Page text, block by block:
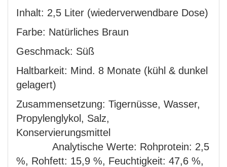
Inhalt: 2,5 Liter (wiederverwendbare Dose)
Farbe: Natürliches Braun
Geschmack: Süß
Haltbarkeit: Mind. 8 Monate (kühl & dunkel
gelagert)
Zusammensetzung: Tigernüsse, Wasser,
Propylenglykol, Salz,
Konservierungsmittel
Analytische Werte: Rohprotein: 2,5
%, Rohfett: 15,9 %, Feuchtigkeit: 47,6 %,